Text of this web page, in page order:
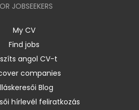
JOBSEEKERS
My CV
Find jobs
angol CV-t
companies
Blog
hírlevél feliratkozás